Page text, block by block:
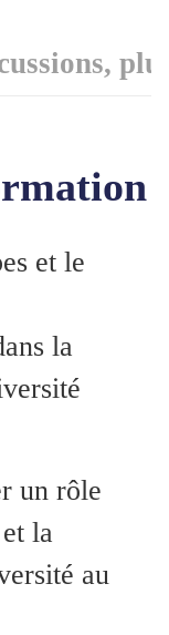
et le
la
un rôle
la
au